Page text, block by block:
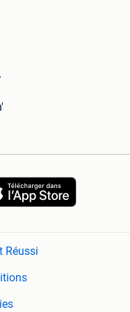
Réussi